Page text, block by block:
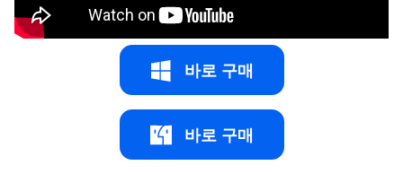
바로 구매
바로 구매